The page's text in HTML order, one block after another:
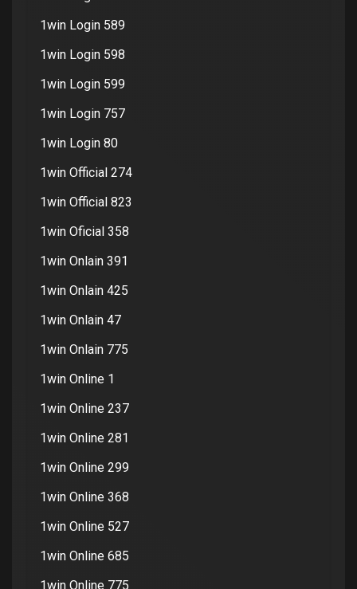
1win Login 589
1win Login 598
1win Login 599
1win Login 757
1win Login 80
1win Official 274
1win Official 823
1win Oficial 358
1win Onlain 391
1win Onlain 425
1win Onlain 47
1win Onlain 775
1win Online 1
1win Online 237
1win Online 281
1win Online 299
1win Online 368
1win Online 527
1win Online 685
1win Online 775